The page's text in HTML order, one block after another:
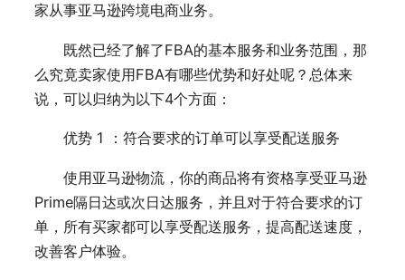
家从事亚马逊跨境电商业务。
既然已经了解了FBA的基本服务和业务范围，那
么究竟卖家使用FBA有哪些优势和好处呢？总体来
说，可以归纳为以下4个方面：
优势 1 ：符合要求的订单可以享受配送服务
使用亚马逊物流，你的商品将有资格享受亚马逊
Prime隔日达或次日达服务，并且对于符合要求的订
单，所有买家都可以享受配送服务，提高配送速度，
改善客户体验。